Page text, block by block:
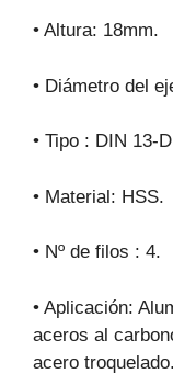
• Altura: 18mm.
• Diámetro del
• Tipo : DIN 13-
• Material: HSS.
• Nº de filos : 4.
• Aplicación:
aceros al
acero troquelado.